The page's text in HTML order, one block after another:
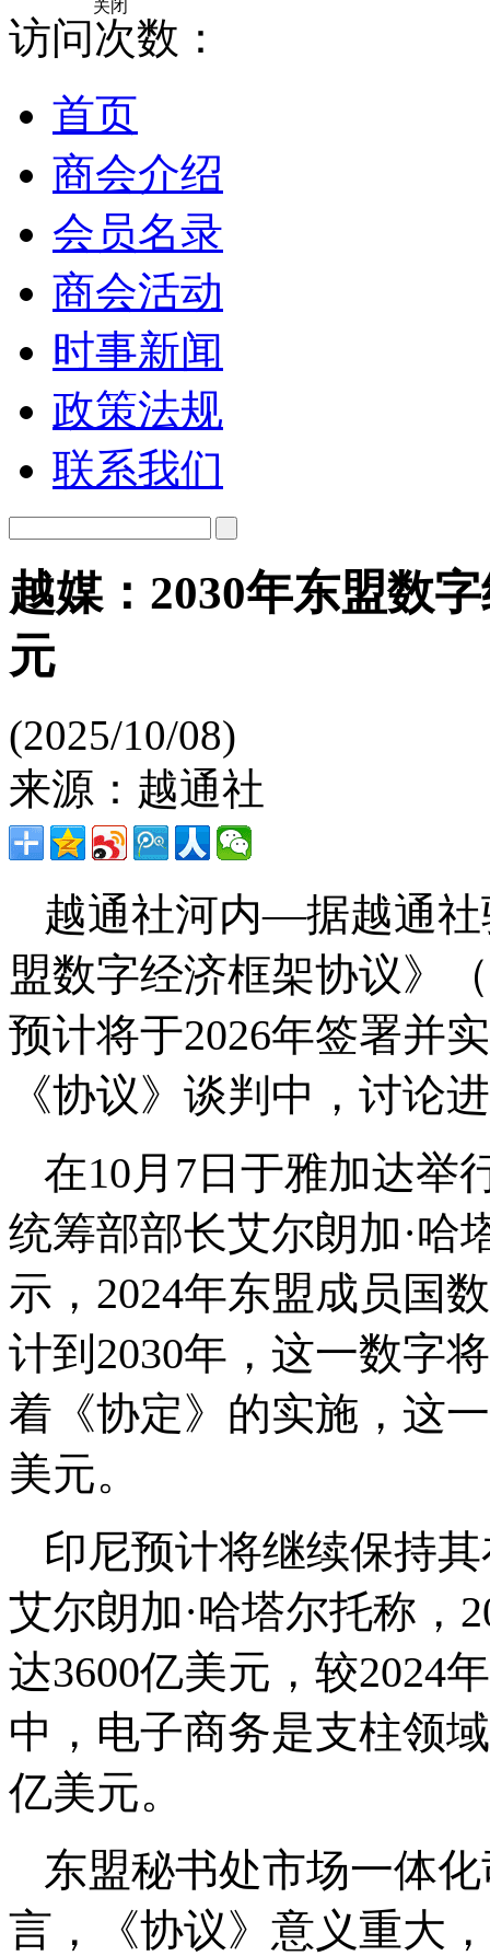
访问次数：
首页
商会介绍
会员名录
商会活动
时事新闻
政策法规
联系我们
越媒：2030年东盟数
元
(2025/10/08)
来源：越通社
越通社河内—据越通
盟数字经济框架协议》
预计将于2026年签署并
《协议》谈判中，讨论
在10月7日于雅加达举
统筹部部长艾尔朗加·哈
示，2024年东盟成员国
计到2030年，这一数字
着《协定》的实施，这
美元。
印尼预计将继续保持
艾尔朗加·哈塔尔托称，
达3600亿美元，较2024
中，电子商务是支柱领
亿美元。
东盟秘书处市场一体
言，《协议》意义重大
关闭